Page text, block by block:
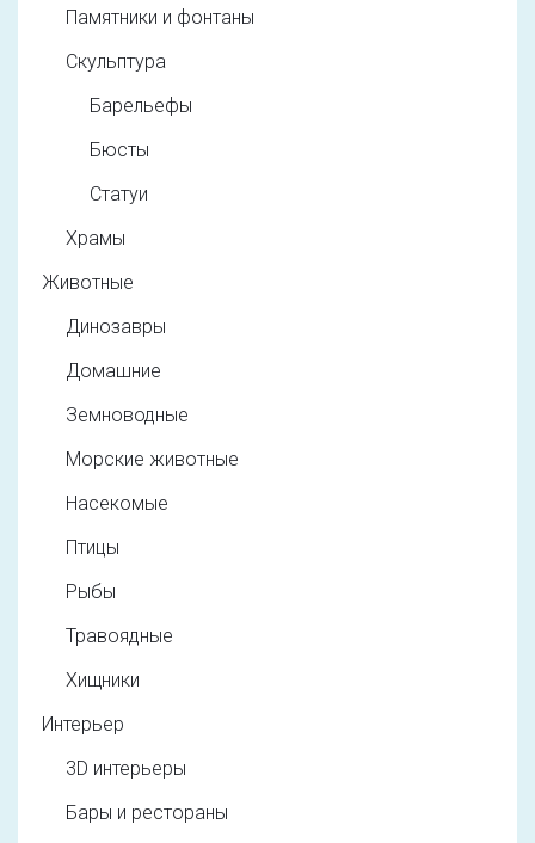
Памятники и фонтаны
Скульптура
Барельефы
Бюсты
Статуи
Храмы
Животные
Динозавры
Домашние
Земноводные
Морские животные
Насекомые
Птицы
Рыбы
Травоядные
Хищники
Интерьер
3D интерьеры
Бары и рестораны